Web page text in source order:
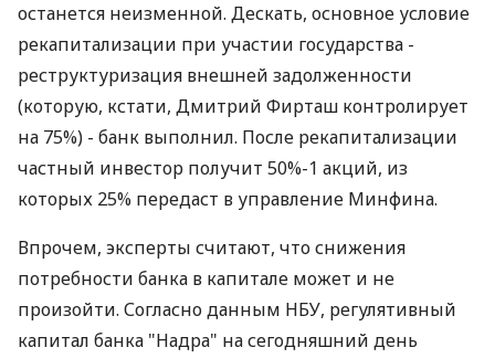
останется неизменной. Дескать, основное условие
рекапитализации при участии государства -
реструктуризация внешней задолженности
(которую, кстати, Дмитрий Фирташ контролирует
на 75%) - банк выполнил. После рекапитализации
частный инвестор получит 50%-1 акций, из
которых 25% передаст в управление Минфина.
Впрочем, эксперты считают, что снижения
потребности банка в капитале может и не
произойти. Согласно данным НБУ, регулятивный
капитал банка "Надра" на сегодняшний день